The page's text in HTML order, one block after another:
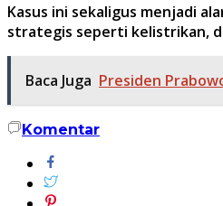
Kasus ini sekaligus menjadi
strategis seperti kelistrikan,
Baca Juga Presiden
Komentar